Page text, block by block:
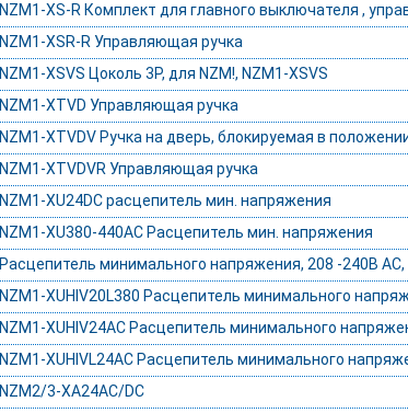
NZM1-XS-R Комплект для главного выключателя ,
NZM1-XSR-R Управляющая ручка
NZM1-XSVS Цоколь 3P, для NZM!, NZM1-XSVS
NZM1-XTVD Управляющая ручка
NZM1-XTVDV Ручка на дверь, блокируемая в
NZM1-XTVDVR Управляющая ручка
NZM1-XU24DC расцепитель мин. напряжения
NZM1-XU380-440AC Расцепитель мин. напряжения
Расцепитель минимального напряжения, 208 -240В
NZM1-XUHIV20L380 Расцепитель минимального
NZM1-XUHIV24AC Расцепитель минимального
NZM1-XUHIVL24AC Расцепитель минимального
NZM2/3-XA24AC/DC